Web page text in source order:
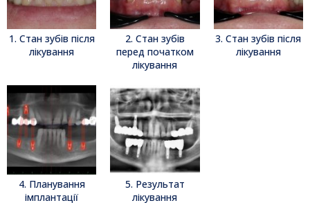
1. Стан зубів після
лікування
2. Стан зубів
перед початком
лікування
3. Стан зубів після
лікування
4. Планування
імплантації
5. Результат
лікування